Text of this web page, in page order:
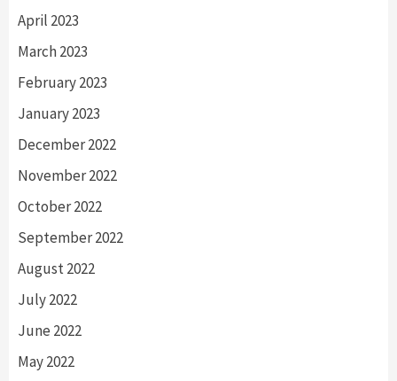
April 2023
March 2023
February 2023
January 2023
December 2022
November 2022
October 2022
September 2022
August 2022
July 2022
June 2022
May 2022